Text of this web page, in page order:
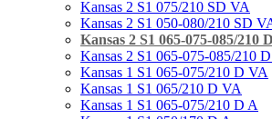
Kansas 2 S1 075/210 SD VA
Kansas 2 S1 050-080/210 SD
Kansas 2 S1 065-075-085/210
Kansas 2 S1 065-075-085/210
Kansas 1 S1 065-075/210 D VA
Kansas 1 S1 065/210 D VA
Kansas 1 S1 065-075/210 D A